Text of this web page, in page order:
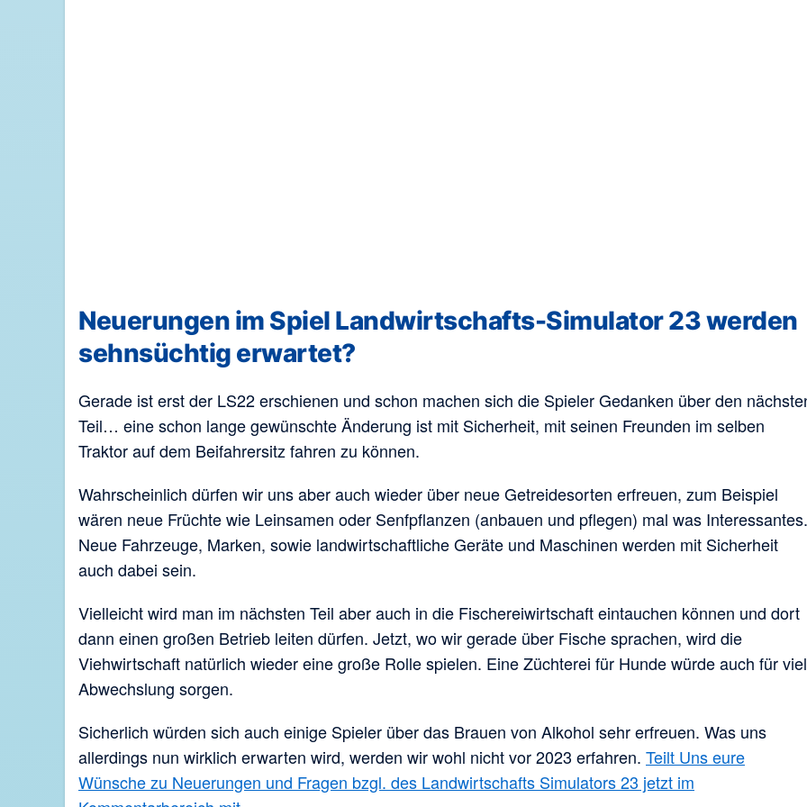
Neuerungen im Spiel Landwirtschafts-Simulator 23 werden
sehnsüchtig erwartet?
Gerade ist erst der LS22 erschienen und schon machen sich die Spieler Gedanken über den
Teil… eine schon lange gewünschte Änderung ist mit Sicherheit, mit seinen Freunden im selben
Traktor auf dem Beifahrersitz fahren zu können.
Wahrscheinlich dürfen wir uns aber auch wieder über neue Getreidesorten erfreuen, zum Beispiel
wären neue Früchte wie Leinsamen oder Senfpflanzen (anbauen und pflegen) mal was Interessantes.
Neue Fahrzeuge, Marken, sowie landwirtschaftliche Geräte und Maschinen werden mit Sicherheit
auch dabei sein.
Vielleicht wird man im nächsten Teil aber auch in die Fischereiwirtschaft eintauchen können und dort
dann einen großen Betrieb leiten dürfen. Jetzt, wo wir gerade über Fische sprachen, wird die
Viehwirtschaft natürlich wieder eine große Rolle spielen. Eine Züchterei für Hunde würde auch für viel
Abwechslung sorgen.
Sicherlich würden sich auch einige Spieler über das Brauen von Alkohol sehr erfreuen. Was uns
allerdings nun wirklich erwarten wird, werden wir wohl nicht vor 2023 erfahren. Teilt Uns eure
Wünsche zu Neuerungen und Fragen bzgl. des Landwirtschafts Simulators 23 jetzt im